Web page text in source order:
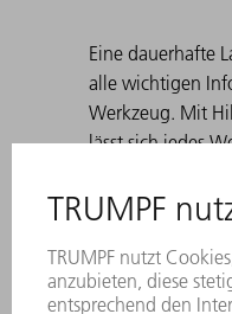
Eine dauerhafte
alle wichtigen
Werkzeug. Mit
lässt sich jedes
lasergehärtet. •
Standard: H 100,
Ausführung und